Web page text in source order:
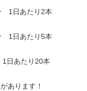
1日あたり2本
1日あたり5本
あたり20本
あります！